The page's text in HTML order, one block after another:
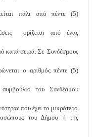
πάλι από πέντε (5)
ορίζεται από ένας
κατά σειρά. Σε Συνδέσμους
ο αριθμός πέντε (5)
του Συνδέσμου
που έχει το μικρότερο
του Δήμου ή της